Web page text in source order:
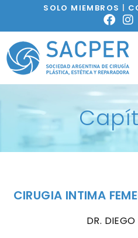
SOLO MIEMBROS |
CIRUGIA INTIMA
DR. DIEGO